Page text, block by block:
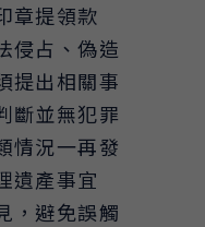
章提領款
侵占、偽造
提出相關事
斷並無犯罪
情況一再發
遺產事宜
，避免誤觸